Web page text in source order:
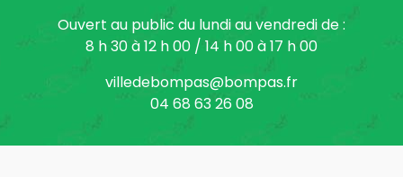
Ouvert au public du lundi au vendredi de :
8 h 30 à 12 h 00 / 14 h 00 à 17 h 00
villedebompas@bompas.fr
04 68 63 26 08